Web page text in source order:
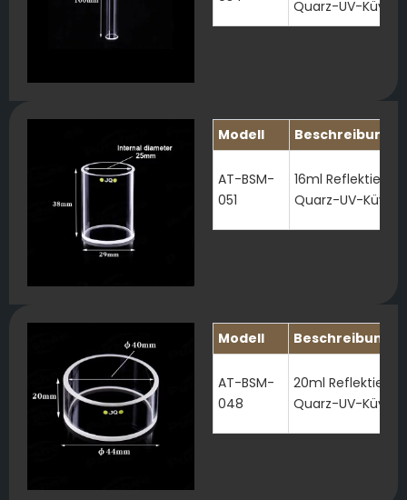
Quarz-UV-
Modell Beschreibung
AT-BSM-
051
16ml
Quarz-UV-
Modell Beschreibung
AT-BSM-
048
20ml
Quarz-UV-